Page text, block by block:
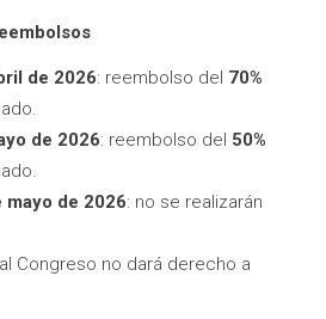
de 2026: reembolso del 70%
de 2026: reembolso del 50%
mayo de 2026: no se realizarán
Congreso no dará derecho a